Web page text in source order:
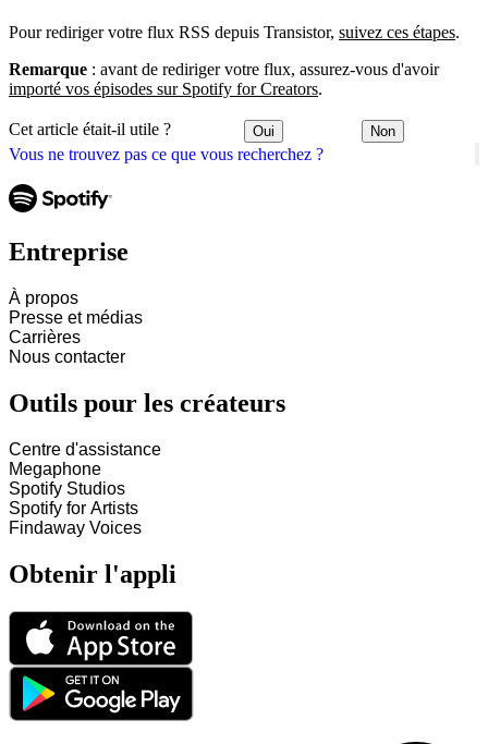
Vous ne trouvez pas ce que vous recherchez ?
Pour rediriger votre flux RSS depuis Transistor, suivez ces étapes.
Remarque : avant de rediriger votre flux, assurez-vous d'avoir
importé vos épisodes sur Spotify for Creators.
Cet article était-il utile ? Oui Non
Entreprise
À propos
Presse et médias
Carrières
Nous contacter
Outils pour les créateurs
Centre d'assistance
Megaphone
Spotify Studios
Spotify for Artists
Findaway Voices
Obtenir l'appli